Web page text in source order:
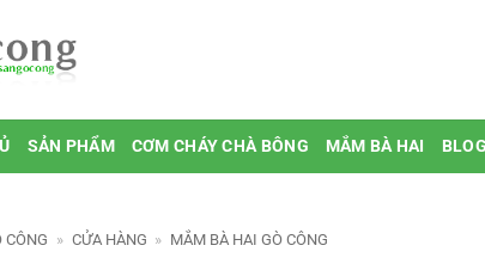
SẢN PHẨM CƠM CHÁY CHÀ BÔNG MẮM BÀ HAI BLOG
CÔNG » CỬA HÀNG » MẮM BÀ HAI GÒ CÔNG